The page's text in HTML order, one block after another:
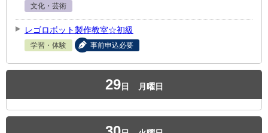
文化・芸術
レゴロボット製作教室☆初級
学習・体験 事前申込必要
29日 月曜日